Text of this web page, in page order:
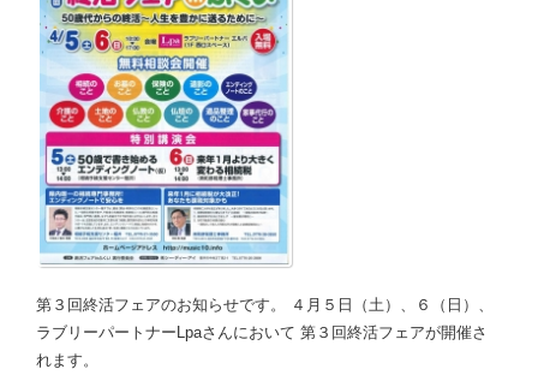
第３回終活フェアのお知らせです。 ４月５日（土）、６（日）、
ラブリーパートナーLpaさんにおいて 第３回終活フェアが開催さ
れます。